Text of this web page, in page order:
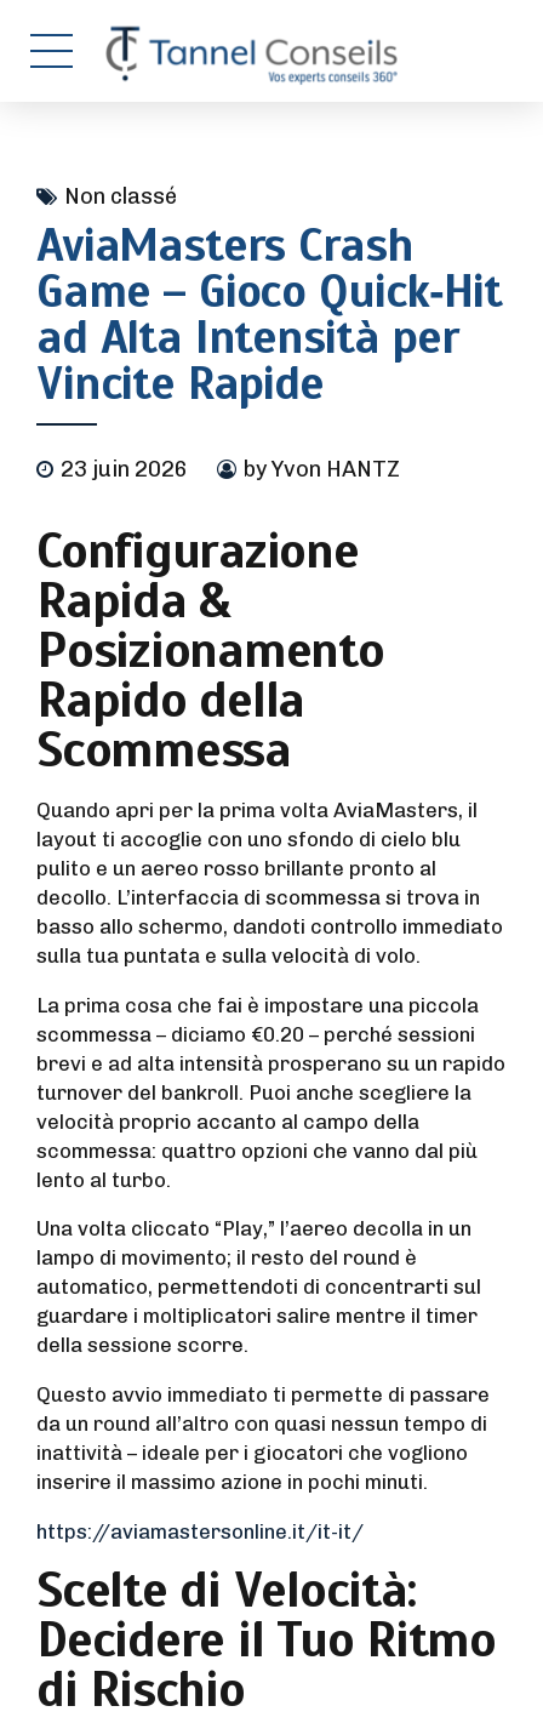
Non classé
AviaMasters Crash
Game – Gioco Quick‑Hit
ad Alta Intensità per
Vincite Rapide
23 juin 2026 by Yvon HANTZ
Configurazione
Rapida &
Posizionamento
Rapido della
Scommessa
Quando apri per la prima volta AviaMasters, il
layout ti accoglie con uno sfondo di cielo blu
pulito e un aereo rosso brillante pronto al
decollo. L’interfaccia di scommessa si trova in
basso allo schermo, dandoti controllo immediato
sulla tua puntata e sulla velocità di volo.
La prima cosa che fai è impostare una piccola
scommessa – diciamo €0.20 – perché sessioni
brevi e ad alta intensità prosperano su un rapido
turnover del bankroll. Puoi anche scegliere la
velocità proprio accanto al campo della
scommessa: quattro opzioni che vanno dal più
lento al turbo.
Una volta cliccato “Play,” l’aereo decolla in un
lampo di movimento; il resto del round è
automatico, permettendoti di concentrarti sul
guardare i moltiplicatori salire mentre il timer
della sessione scorre.
Questo avvio immediato ti permette di passare
da un round all’altro con quasi nessun tempo di
inattività – ideale per i giocatori che vogliono
inserire il massimo azione in pochi minuti.
https://aviamastersonline.it/it-it/
Scelte di Velocità:
Decidere il Tuo Ritmo
di Rischio